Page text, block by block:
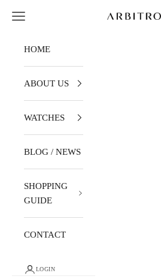
ARBITRO
Navigation menu
HOME
ABOUT US
WATCHES
BLOG / NEWS
SHOPPING
GUIDE
CONTACT
LOGIN